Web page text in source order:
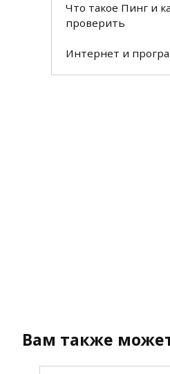
Что такое Пинг и
проверить
Интернет и
Вам также